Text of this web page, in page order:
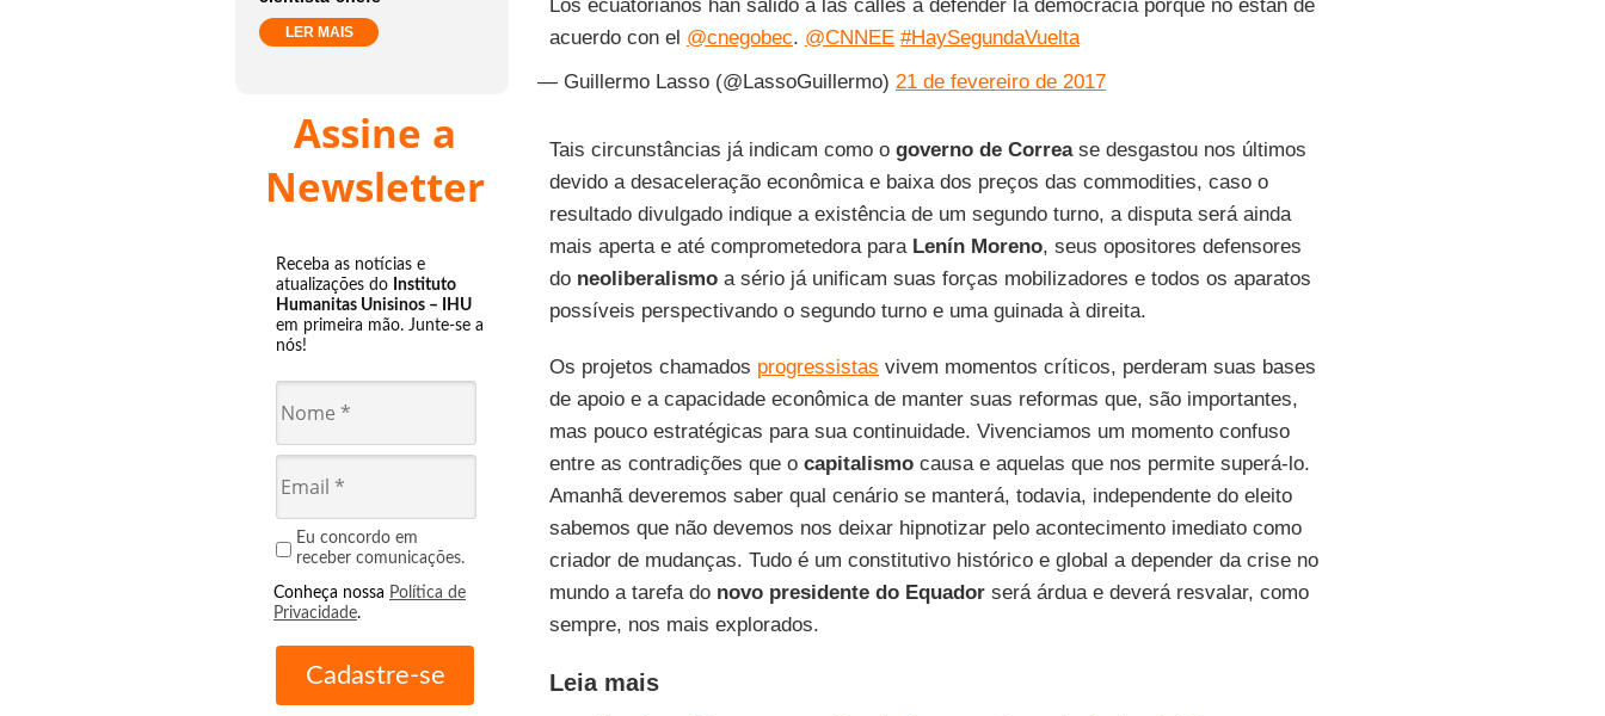
LER MAIS
Assine a
Newsletter
Receba as notícias e
atualizações do Instituto
Humanitas Unisinos – IHU
em primeira mão. Junte-se a
nós!
Eu concordo em
receber comunicações.
Conheça nossa Política de
Privacidade.
Los ecuatorianos han salido a las calles a defender la democracia porque no están de
acuerdo con el @cnegobec. @CNNEE #HaySegundaVuelta
— Guillermo Lasso (@LassoGuillermo) 21 de fevereiro de 2017
Tais circunstâncias já indicam como o governo de Correase desgastou nos últimos
devido a desaceleração econômica e baixa dos preços das commodities, caso o
resultado divulgado indique a existência de um segundo turno, a disputa será ainda
mais aperta e até comprometedora para Lenín Moreno, seus opositores defensores
do neoliberalismoa sério já unificam suas forças mobilizadores e todos os aparatos
possíveis perspectivando o segundo turno e uma guinada à direita.
Os projetos chamados progressistas vivem momentos críticos, perderam suas bases
de apoio e a capacidade econômica de manter suas reformas que, são importantes,
mas pouco estratégicas para sua continuidade. Vivenciamos um momento confuso
entre as contradições que o capitalismocausa e aquelas que nos permite superá-lo.
Amanhã deveremos saber qual cenário se manterá, todavia, independente do eleito
sabemos que não devemos nos deixar hipnotizar pelo acontecimento imediato como
criador de mudanças. Tudo é um constitutivo histórico e global a depender da crise no
mundo a tarefa do novo presidente do Equadorserá árdua e deverá resvalar, como
sempre, nos mais explorados.
Leia mais